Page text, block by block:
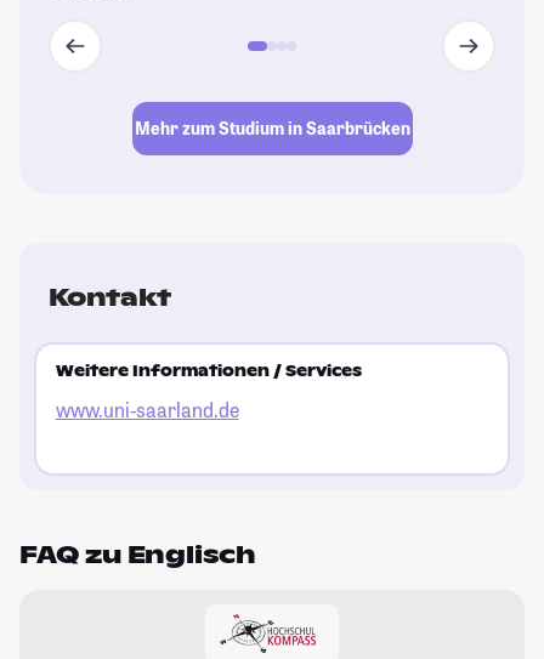
Mehr zum Studium in Saarbrücken
Kontakt
Weitere Informationen / Services
www.uni-saarland.de
FAQ zu Englisch